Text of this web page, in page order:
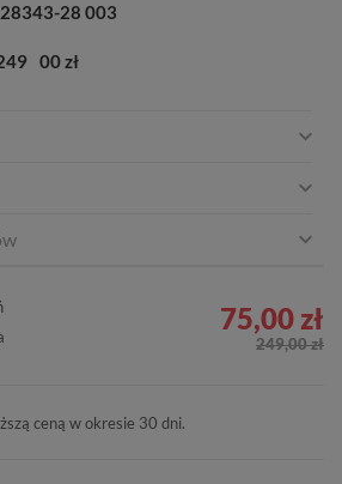
28 003
00 zł
75,00 zł
249,00 zł
ceną w okresie 30 dni.